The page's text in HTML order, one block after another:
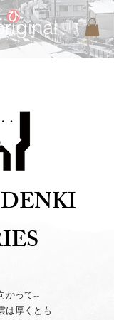
かって--
は厚くとも